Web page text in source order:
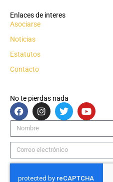
Enlaces de interes
Asociarse
Noticias
Estatutos
Contacto
No te pierdas nada
F
a
c
e
b
o
o
I
n
s
a
g
r
m
T
w
i
t
e
r
Y
o
u
u
e
Nombre
Correo
electrónico